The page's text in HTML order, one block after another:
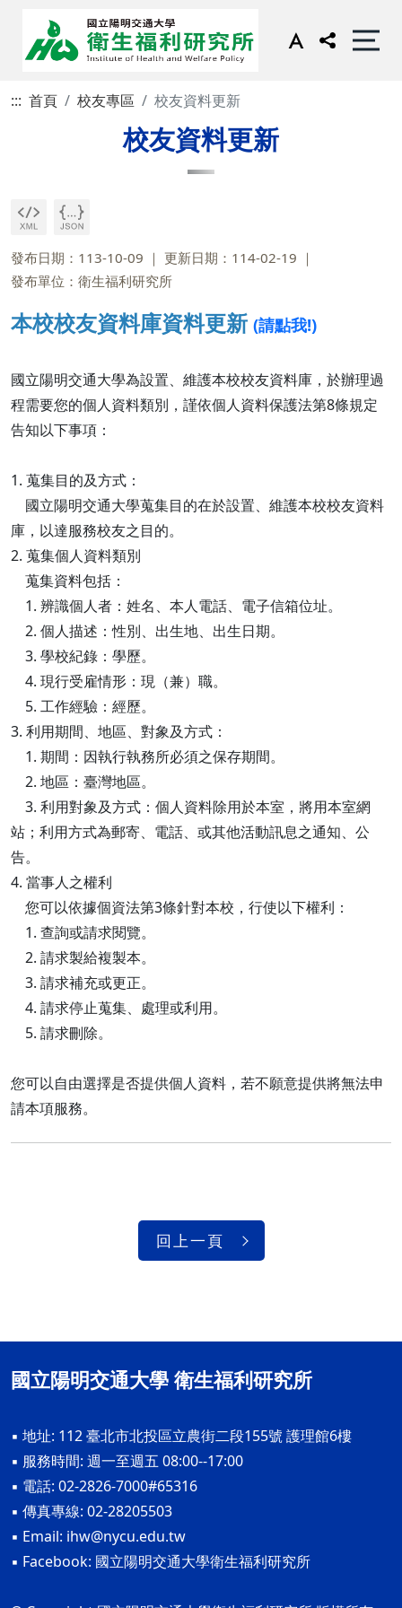
::: 首頁 校友專區 校友資料更新
校友資料更新
發布日期：113-10-09
更新日期：114-02-19
發布單位：衛生福利研究所
本校校友資料庫資料更新 (請點我!)
國立陽明交通大學為設置、維護本校校友資料庫，於辦理過
程需要您的個人資料類別，謹依個人資料保護法第8條規定
告知以下事項：
1. 蒐集目的及方式：
國立陽明交通大學蒐集目的在於設置、維護本校校友資料
庫，以達服務校友之目的。
2. 蒐集個人資料類別
蒐集資料包括：
1. 辨識個人者：姓名、本人電話、電子信箱位址。
2. 個人描述：性別、出生地、出生日期。
3. 學校紀錄：學歷。
4. 現行受雇情形：現（兼）職。
5. 工作經驗：經歷。
3. 利用期間、地區、對象及方式：
1. 期間：因執行執務所必須之保存期間。
2. 地區：臺灣地區。
3. 利用對象及方式：個人資料除用於本室，將用本室網
站；利用方式為郵寄、電話、或其他活動訊息之通知、公
告。
4. 當事人之權利
您可以依據個資法第3條針對本校，行使以下權利：
1. 查詢或請求閱覽。
2. 請求製給複製本。
3. 請求補充或更正。
4. 請求停止蒐集、處理或利用。
5. 請求刪除。
您可以自由選擇是否提供個人資料，若不願意提供將無法申
請本項服務。
回上一頁
國立陽明交通大學 衛生福利研究所
▪ 地址: 112 臺北市北投區立農街二段155號 護理館6樓
▪ 服務時間: 週一至週五 08:00--17:00
▪ 電話: 02-2826-7000#65316
▪ 傳真專線: 02-28205503
▪ Email: ihw@nycu.edu.tw
▪ Facebook: 國立陽明交通大學衛生福利研究所